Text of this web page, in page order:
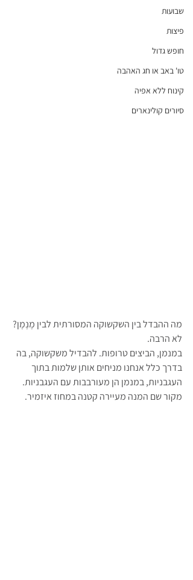
שבועות
פיצות
חופש גדול
טו' באב או חג האהבה
קינוח ללא אפיה
סיורים קולינארים
מה ההבדל בין השקשוקה המסורתית לבין מֶנֶמֶן?
לא הרבה.
במנמן, הביצים טרופות. להבדיל משקשוקה, בה
בדרך כלל אנחנו מניחים אותן שלמות בתוך
העגבניות, במנמן הן מעורבבות עם העגבניות.
מקור שם המנה מעיירה קטנה במחוז איזמיר.